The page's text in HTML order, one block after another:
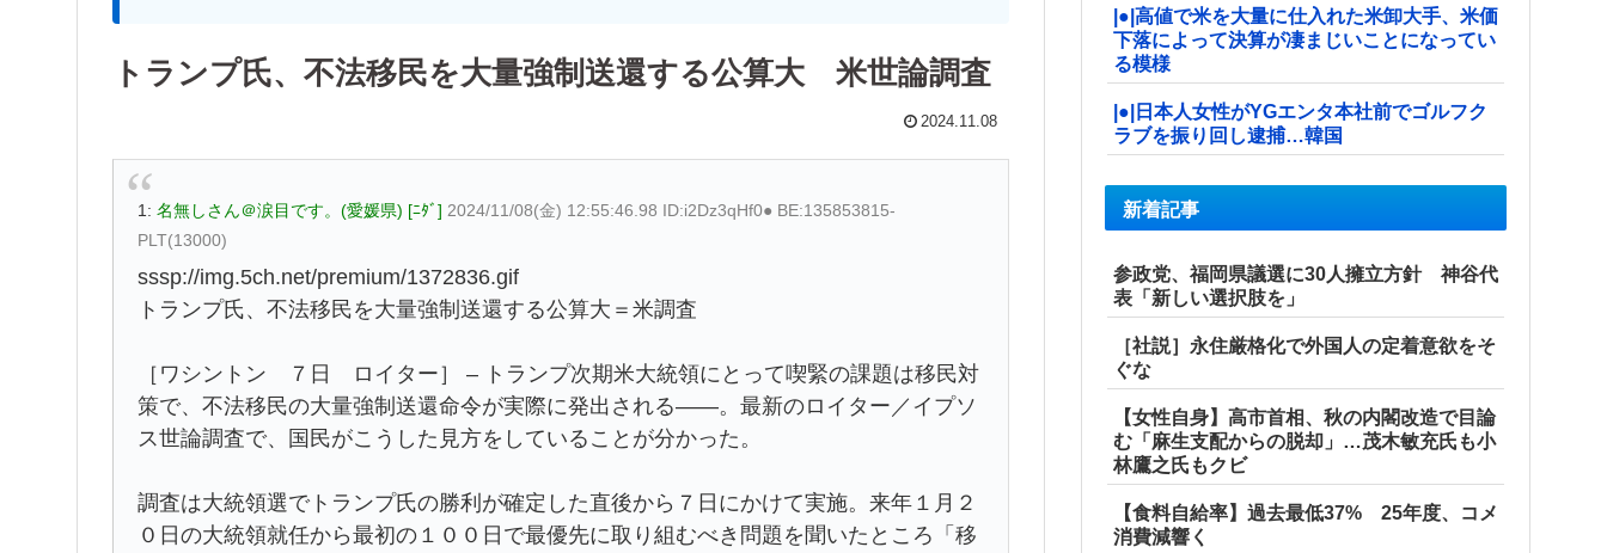
トランプ氏、不法移民を大量強制送還する公算大 米世論調査
2024.11.08
1: 名無しさん＠涙目です。(愛媛県) [ﾆﾀﾞ] 2024/11/08(金) 12:55:46.98 ID:i2Dz3qHf0● BE:135853815-
PLT(13000)
sssp://img.5ch.net/premium/1372836.gif
トランプ氏、不法移民を大量強制送還する公算大＝米調査
［ワシントン ７日 ロイター］ – トランプ次期米大統領にとって喫緊の課題は移民対
策で、不法移民の大量強制送還命令が実際に発出される――。最新のロイター／イプソ
ス世論調査で、国民がこうした見方をしていることが分かった。
調査は大統領選でトランプ氏の勝利が確定した直後から７日にかけて実施。来年１月２
０日の大統領就任から最初の１００日で最優先に取り組むべき問題を聞いたところ「移
|●|高値で米を大量に仕入れた米卸大手、米価
下落によって決算が凄まじいことになってい
る模様
|●|日本人女性がYGエンタ本社前でゴルフク
ラブを振り回し逮捕…韓国
新着記事
参政党、福岡県議選に30人擁立方針 神谷代
表「新しい選択肢を」
［社説］永住厳格化で外国人の定着意欲をそ
ぐな
【女性自身】高市首相、秋の内閣改造で目論
む「麻生支配からの脱却」…茂木敏充氏も小
林鷹之氏もクビ
【食料自給率】過去最低37% 25年度、コメ
消費減響く